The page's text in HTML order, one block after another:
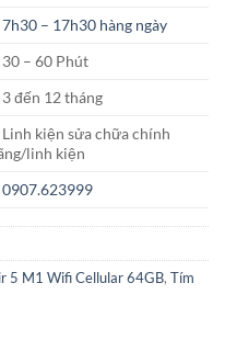
7h30 – 17h30 hàng ngày
30 – 60 Phút
3 đến 12 tháng
Linh kiện sửa chữa chính
linh kiện
0907.623999
5 M1 Wifi Cellular 64GB, Tím